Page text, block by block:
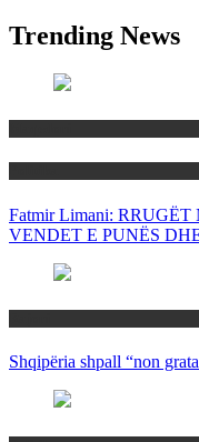
Trending News
Fatmir Limani:
VENDET E PUNËS
Shqipëria shpall “non